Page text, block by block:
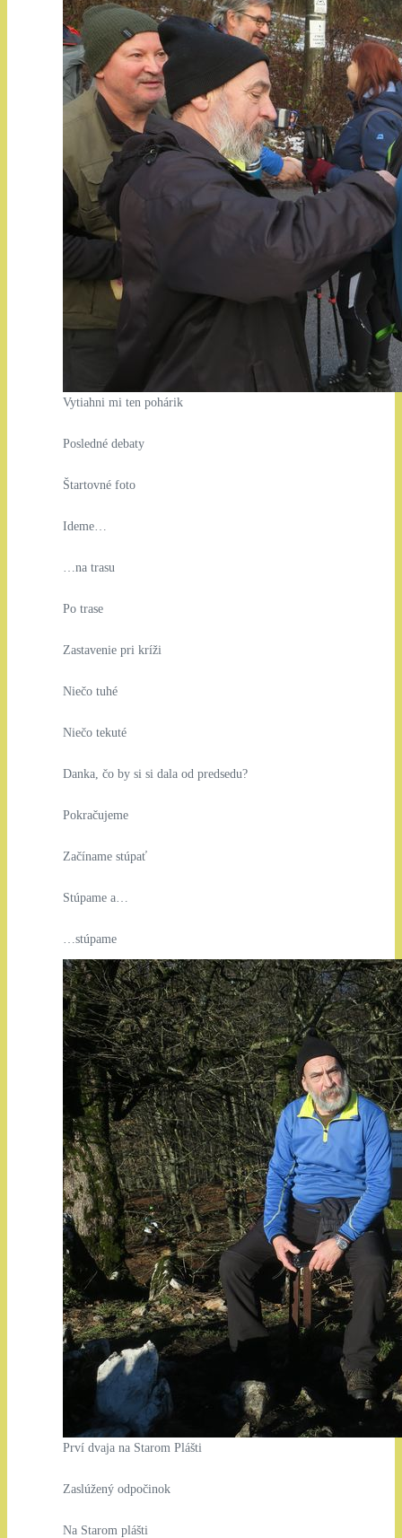
Vytiahni mi ten pohárik
Posledné debaty
Štartovné foto
Ideme…
…na trasu
Po trase
Zastavenie pri kríži
Niečo tuhé
Niečo tekuté
Danka, čo by si si dala od predsedu?
Pokračujeme
Začíname stúpať
Stúpame a…
…stúpame
Prví dvaja na Starom Plášti
Zaslúžený odpočinok
Na Starom plášti